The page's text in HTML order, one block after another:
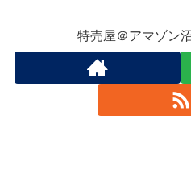
特売屋＠アマゾン